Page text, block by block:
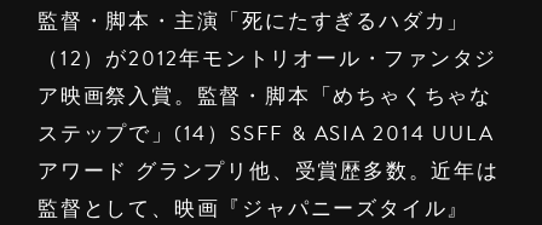
監督・脚本・主演「死にたすぎるハダカ」
（12）が2012年モントリオール・ファンタジ
ア映画祭入賞。監督・脚本「めちゃくちゃな
ステップで」(14）SSFF & ASIA 2014 UULA
アワード グランプリ他、受賞歴多数。近年は
監督として、映画『ジャパニーズタイル』